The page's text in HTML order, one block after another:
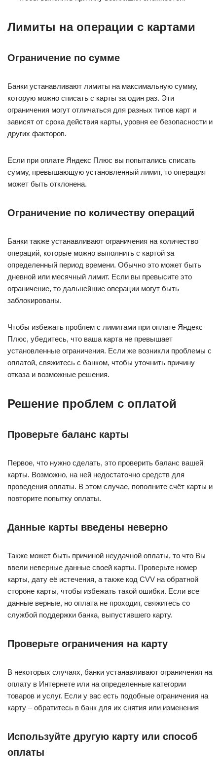
Лимиты на операции с картами
Ограничение по сумме
Банки устанавливают лимиты на максимальную сумму,
которую можно списать с карты за один раз. Эти
ограничения могут отличаться для разных типов карт и
зависят от срока действия карты, уровня ее безопасности и
других факторов.
Если при оплате Яндекс Плюс вы попытались списать
сумму, превышающую установленный лимит, то операция
может быть отклонена.
Ограничение по количеству операций
Банки также устанавливают ограничения на количество
операций, которые можно выполнить с картой за
определенный период времени. Обычно это может быть
дневной или месячный лимит. Если вы превысите это
ограничение, то дальнейшие операции могут быть
заблокированы.
Чтобы избежать проблем с лимитами при оплате Яндекс
Плюс, убедитесь, что ваша карта не превышает
установленные ограничения. Если же возникли проблемы с
оплатой, свяжитесь с банком, чтобы уточнить причину
отказа и возможные решения.
Решение проблем с оплатой
Проверьте баланс карты
Первое, что нужно сделать, это проверить баланс вашей
карты. Возможно, на ней недостаточно средств для
проведения оплаты. В этом случае, пополните счёт карты и
повторите попытку оплаты.
Данные карты введены неверно
Также может быть причиной неудачной оплаты, то что Вы
ввели неверные данные своей карты. Проверьте номер
карты, дату её истечения, а также код CVV на обратной
стороне карты, чтобы избежать такой ошибки. Если все
данные верные, но оплата не проходит, свяжитесь со
службой поддержки банка, выпустившего карту.
Проверьте ограничения на карту
В некоторых случаях, банки устанавливают ограничения на
оплату в Интернете или на определенные категории
товаров и услуг. Если у вас есть подобные ограничения на
карту – обратитесь в банк для их снятия или изменения
Используйте другую карту или способ
оплаты